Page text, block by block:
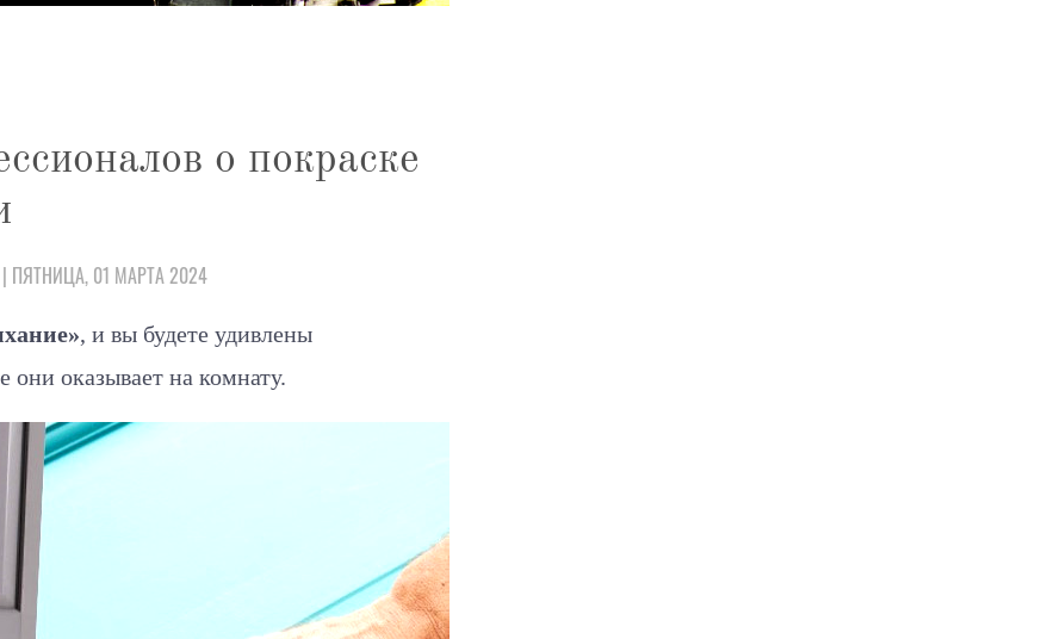
о покраске
| ПЯТНИЦА, 01 МАРТА 2024
, и вы будете удивлены
они оказывает на комнату.